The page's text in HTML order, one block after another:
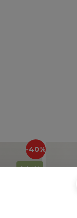
-40%
NEW